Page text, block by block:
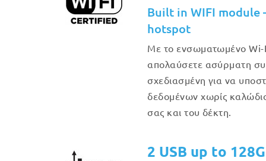
Built in WIFI module
hotspot
Με το ενσωματωμένο Wi-
απολαύσετε ασύρματη
σχεδιασμένη για να
δεδομένων χωρίς
σας και του δέκτη.
2 USB up to